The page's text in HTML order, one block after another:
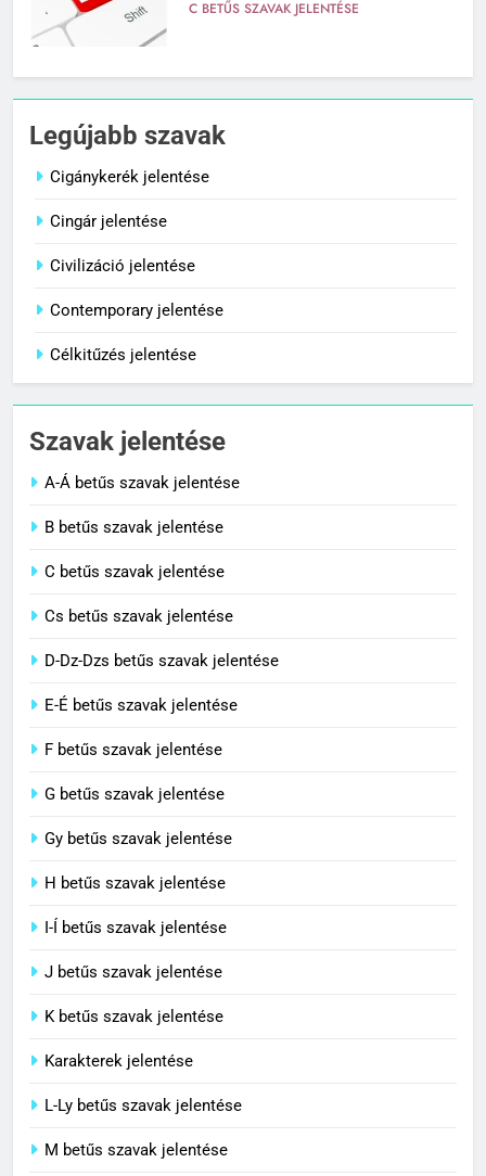
C BETŰS SZAVAK JELENTÉSE
7
Céltudatos jelentése
8
Centenárium jelentése
1
Cigánykerék jelentése
C BETŰS SZAVAK JELENTÉSE
C BETŰS SZAVAK JELENTÉSE
3
Civilizáció jelentése
4
Contemporary jelentése
5
Célkitűzés jelentése
C BETŰS SZAVAK JELENTÉSE
C BETŰS SZAVAK JELENTÉSE
Legújabb szavak
Cigánykerék jelentése
Cingár jelentése
Civilizáció jelentése
Contemporary jelentése
Célkitűzés jelentése
Szavak jelentése
A-Á betűs szavak jelentése
B betűs szavak jelentése
C betűs szavak jelentése
Cs betűs szavak jelentése
D-Dz-Dzs betűs szavak jelentése
E-É betűs szavak jelentése
F betűs szavak jelentése
G betűs szavak jelentése
Gy betűs szavak jelentése
H betűs szavak jelentése
I-Í betűs szavak jelentése
J betűs szavak jelentése
K betűs szavak jelentése
Karakterek jelentése
L-Ly betűs szavak jelentése
M betűs szavak jelentése